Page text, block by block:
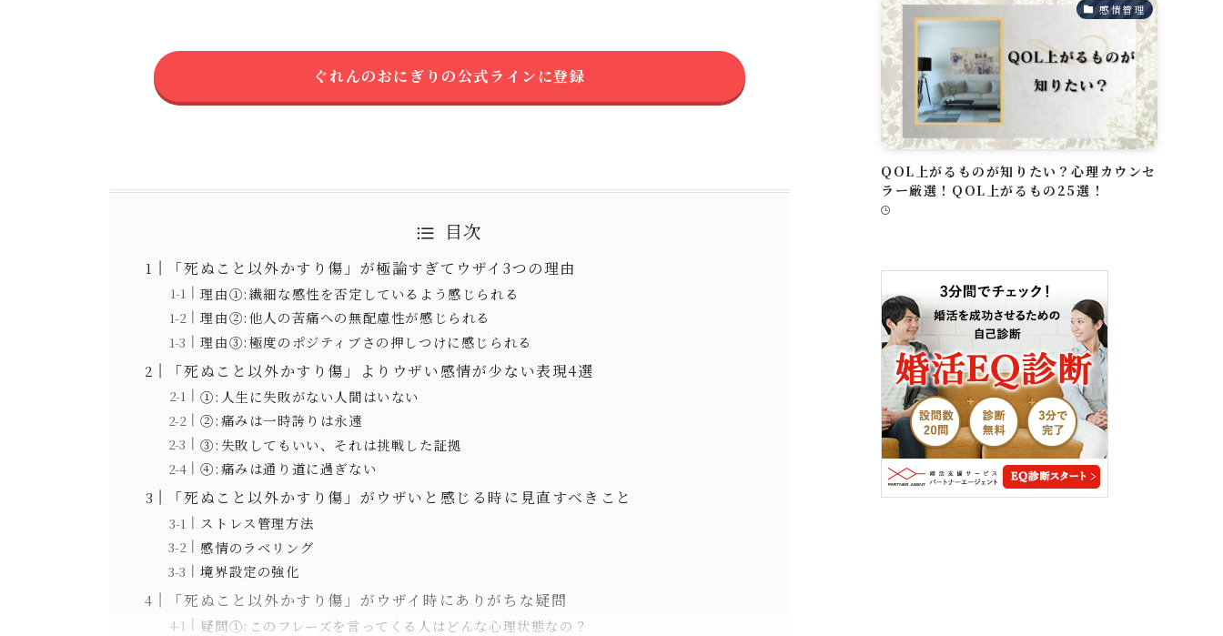
ぐれんのおにぎりの公式ラインに登録
目次
「死ぬこと以外かすり傷」が極論すぎてウザイ3つの理由
理由①:繊細な感性を否定しているよう感じられる
理由②:他人の苦痛への無配慮性が感じられる
理由③:極度のポジティブさの押しつけに感じられる
「死ぬこと以外かすり傷」よりウザい感情が少ない表現4選
①:人生に失敗がない人間はいない
②:痛みは一時誇りは永遠
③:失敗してもいい、それは挑戦した証拠
④:痛みは通り道に過ぎない
「死ぬこと以外かすり傷」がウザいと感じる時に見直すべきこと
ストレス管理方法
感情のラベリング
境界設定の強化
「死ぬこと以外かすり傷」がウザイ時にありがちな疑問
疑問①:このフレーズを言ってくる人はどんな心理状態なの？
感情管理
QOL上がるものが知りたい？心理カウンセ
ラー厳選！QOL上がるもの25選！